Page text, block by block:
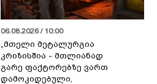
06.08.2026 / 10:00
„მთელი მეტალურგია
კრიზისშია - მთლიანად
გარე ფაქტორებზე ვართ
დამოკიდებული,